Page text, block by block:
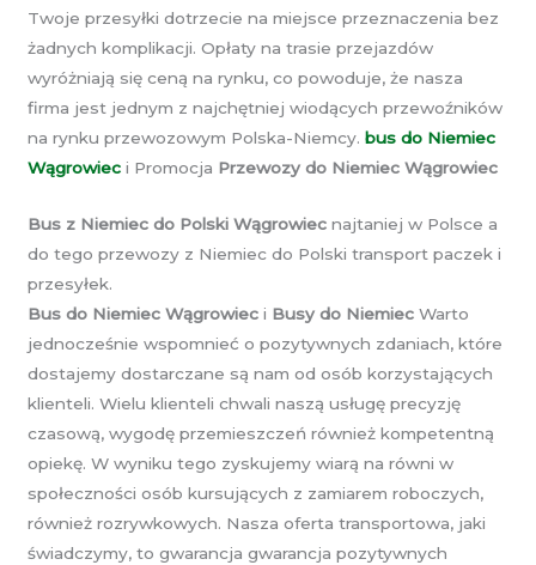
Twoje przesyłki dotrzecie na miejsce przeznaczenia bez
żadnych komplikacji. Opłaty na trasie przejazdów
wyróżniają się ceną na rynku, co powoduje, że nasza
firma jest jednym z najchętniej wiodących przewoźników
na rynku przewozowym Polska-Niemcy. bus do Niemiec
Wągrowiec i Promocja Przewozy do Niemiec Wągrowiec
Bus z Niemiec do Polski Wągrowiec najtaniej w Polsce a
do tego przewozy z Niemiec do Polski transport paczek i
przesyłek.
Bus do Niemiec Wągrowiec i Busy do Niemiec Warto
jednocześnie wspomnieć o pozytywnych zdaniach, które
dostajemy dostarczane są nam od osób korzystających
klienteli. Wielu klienteli chwali naszą usługę precyzję
czasową, wygodę przemieszczeń również kompetentną
opiekę. W wyniku tego zyskujemy wiarą na równi w
społeczności osób kursujących z zamiarem roboczych,
również rozrywkowych. Nasza oferta transportowa, jaki
świadczymy, to gwarancja gwarancja pozytywnych